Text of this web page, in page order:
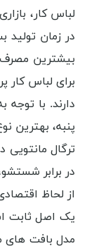
لباس کار،
در زمان تولید
بیشترین مصرف
برای لباس
دارند. با
پنبه، بهترین
ترگال
در برابر
از لحاظ
یک اصل ثابت
مدل بافت های